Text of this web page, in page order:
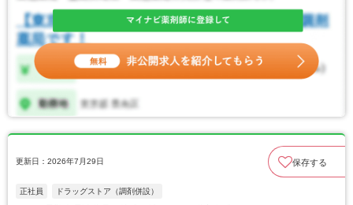
更新日：2026年7月29日 保存する
正社員 ドラッグストア（調剤併設）